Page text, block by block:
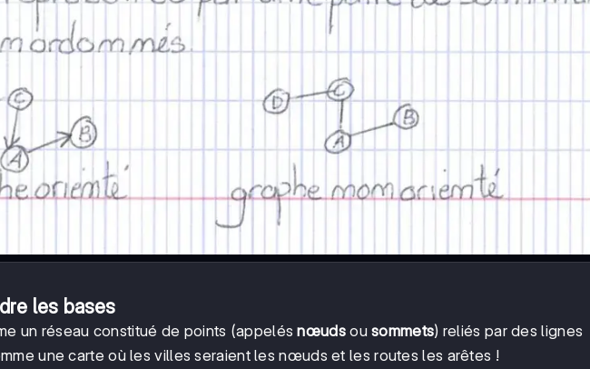
les bases
un réseau constitué de points (appelésnœudsousommets) reliés par des lignes
une carte où les villes seraient les nœuds et les routes les arêtes !